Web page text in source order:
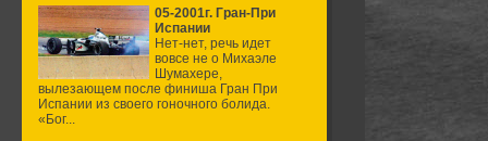
05-2001г. Гран-При
Испании
Нет-нет, речь идет
вовсе не о Михаэле
Шумахере,
вылезающем после финиша Гран При
Испании из своего гоночного болида.
«Бог...